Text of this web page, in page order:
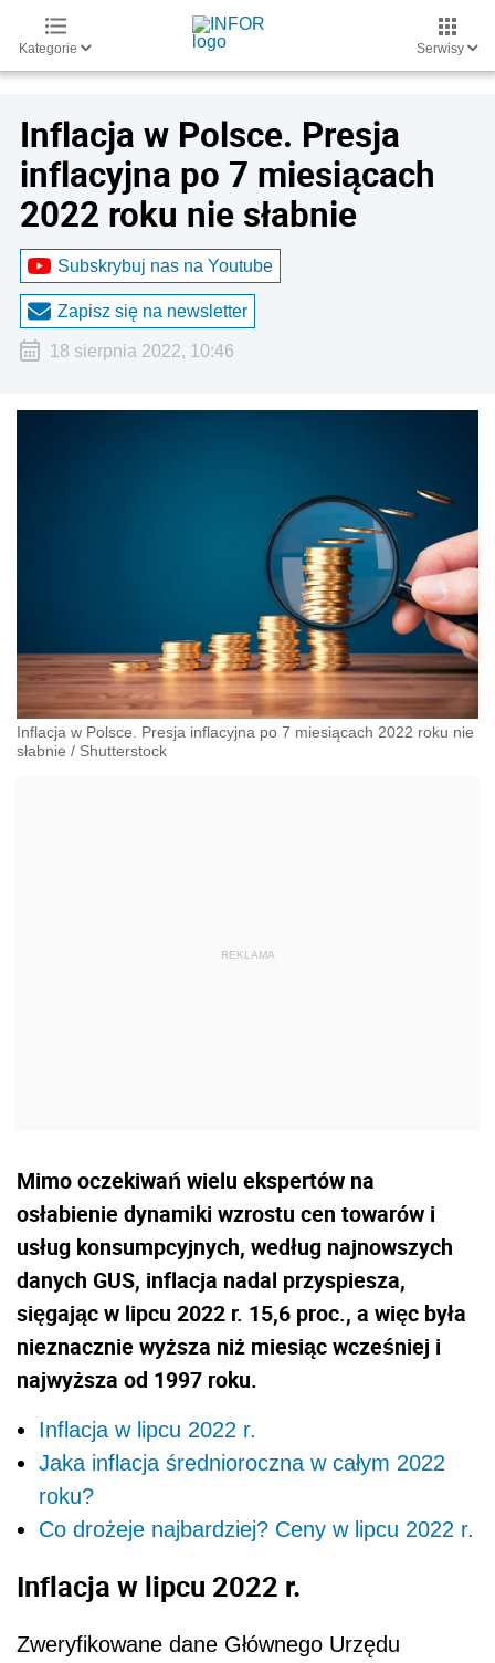
Kategorie Serwisy
Inflacja w Polsce. Presja
inflacyjna po 7 miesiącach
2022 roku nie słabnie
Subskrybuj nas na Youtube
Zapisz się na newsletter
18 sierpnia 2022, 10:46
Inflacja w Polsce. Presja inflacyjna po 7 miesiącach 2022 roku nie
słabnie / Shutterstock
Mimo oczekiwań wielu ekspertów na
osłabienie dynamiki wzrostu cen towarów i
usług konsumpcyjnych, według najnowszych
danych GUS, inflacja nadal przyspiesza,
sięgając w lipcu 2022 r. 15,6 proc., a więc była
nieznacznie wyższa niż miesiąc wcześniej i
najwyższa od 1997 roku.
Inflacja w lipcu 2022 r.
Jaka inflacja średnioroczna w całym 2022
roku?
Co drożeje najbardziej? Ceny w lipcu 2022 r.
Inflacja w lipcu 2022 r.
Zweryfikowane dane Głównego Urzędu